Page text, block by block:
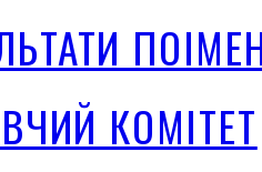
КОМІТЕТ